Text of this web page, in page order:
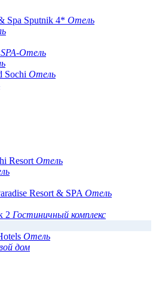
Spa Sputnik 4* Отель
SPA-Отель
Sochi Отель
Resort Отель
Resort & SPA Отель
2 Гостиничный комплекс
Отель
дом